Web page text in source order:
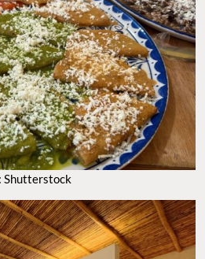
Shutterstock